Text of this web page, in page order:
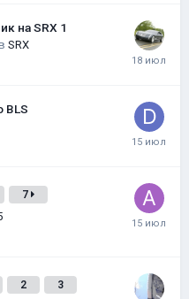
на SRX 1
SRX
BLS
7
2 3